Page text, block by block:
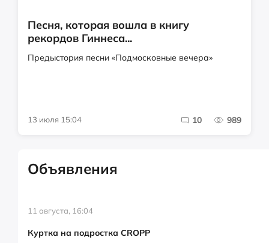
Песня, которая вошла в книгу
рекордов Гиннеса...
Предыстория песни «Подмосковные вечера»
13 июля 15:04 10 989
Объявления
11 августа, 16:04
Куртка на подростка CROPP